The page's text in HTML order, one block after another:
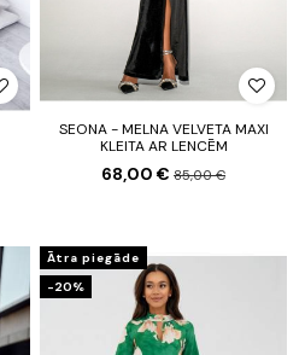
SEONA - MELNA VELVETA MAXI
KLEITA AR LENCĒM
68,00 € 85,00 €
Ātra piegāde
-20%